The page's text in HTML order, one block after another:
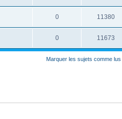
0 11380
0 11673
Marquer les sujets comme lus